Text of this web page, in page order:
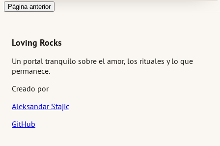
vestido a lo largo de las horas en lugar de los momentos. Este
funcionar. El enfoque se mantiene en lo que resultó adecuado,
sereno y duradero, sin dramatizar el proceso ni enmarcarlo
una excepción.
Página anterior
Loving Rocks
Un portal tranquilo sobre el amor, los rituales y lo que
permanece.
Creado por
Aleksandar Stajic
GitHub